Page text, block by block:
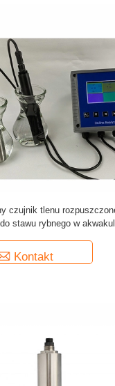
w sprzedaży i po
ściśle kontrolować jakość,
w celu ochrony zielonych
jakości.
czujnik tlenu
stawu rybnego w
Kontakt